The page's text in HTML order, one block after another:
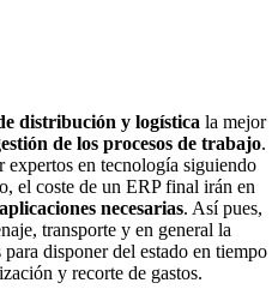
distribución y logística la mejor
de los procesos de trabajo.
expertos en tecnología siguiendo
el coste de un ERP final irán en
necesarias. Así pues,
transporte y en general la
disponer del estado en tiempo
y recorte de gastos.